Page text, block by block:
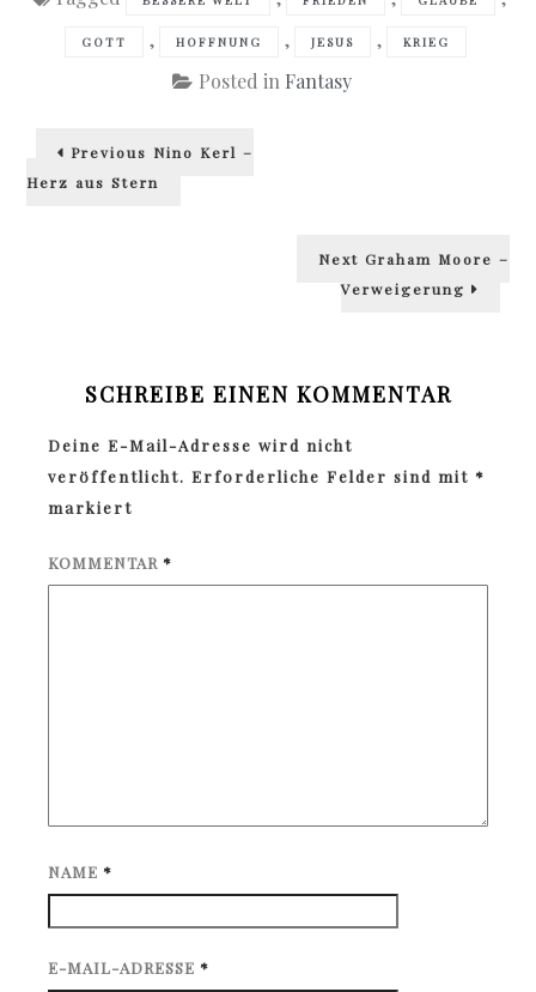
GOTT , HOFFNUNG , JESUS , KRIEG
Posted in Fantasy
Beitragsnavigation
Previous Previous
Nino Kerl –
Herz aus Stern
Next Next
Graham Moore –
Verweigerung
SCHREIBE EINEN KOMMENTAR
Deine E-Mail-Adresse wird nicht
veröffentlicht. Erforderliche Felder sind mit *
markiert
KOMMENTAR *
NAME *
E-MAIL-ADRESSE *